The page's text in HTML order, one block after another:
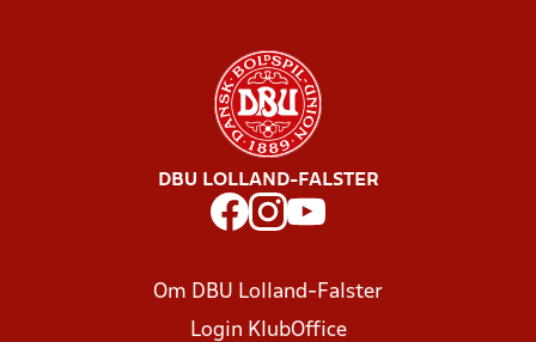
DBU LOLLAND-FALSTER
Om DBU Lolland-Falster
Login KlubOffice